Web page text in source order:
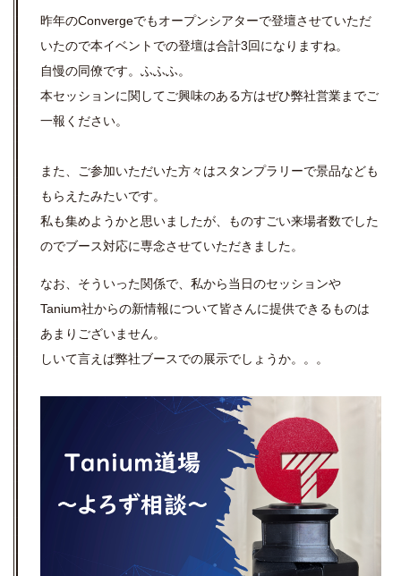
昨年のConvergeでもオープンシアターで登壇させていただ
いたので本イベントでの登壇は合計3回になりますね。
自慢の同僚です。ふふふ。
本セッションに関してご興味のある方はぜひ弊社営業までご
一報ください。
また、ご参加いただいた方々はスタンプラリーで景品なども
もらえたみたいです。
私も集めようかと思いましたが、ものすごい来場者数でした
のでブース対応に専念させていただきました。
なお、そういった関係で、私から当日のセッションや
Tanium社からの新情報について皆さんに提供できるものは
あまりございません。
しいて言えば弊社ブースでの展示でしょうか。。。